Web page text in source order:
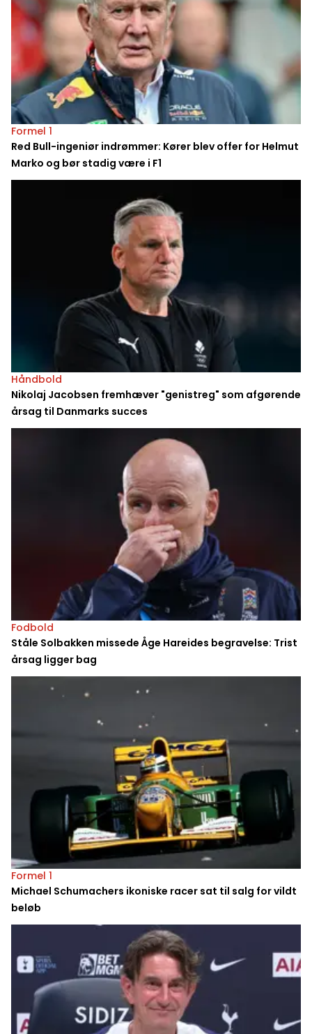
Formel 1
Red Bull-ingeniør indrømmer: Kører blev offer for Helmut
Marko og bør stadig være i F1
Håndbold
Nikolaj Jacobsen fremhæver "genistreg" som afgørende
årsag til Danmarks succes
Fodbold
Ståle Solbakken missede Åge Hareides begravelse: Trist
årsag ligger bag
Formel 1
Michael Schumachers ikoniske racer sat til salg for vildt
beløb